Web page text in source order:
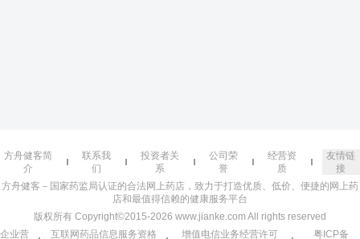
方舟健客简
介
联系我
们
投资者关
系
公司荣
誉
经营资
质
友情链
接
方舟健客－国家药监局认证的合法网上药店，致力于打造优质、低价、便捷的网上药
店和最值得信赖的健康服务平台
版权所有 Copyright©2015-2026 www.jianke.com All rights reserved
企业营
互联网药品信息服务资格 增值电信业务经营许可 粤ICP备